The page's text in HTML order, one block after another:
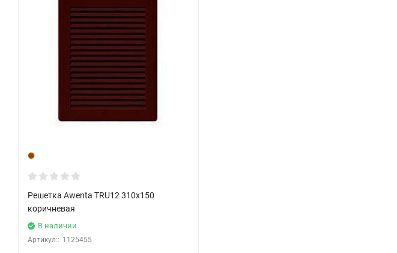
Решетка Awenta TRU12 310х150
коричневая
В наличии
Артикул:: 1125455